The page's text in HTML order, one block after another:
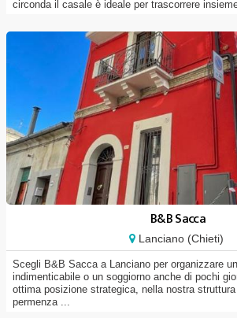
circonda il casale è ideale per trascorrere
B&B Sacca
Lanciano (Chieti)
Scegli B&B Sacca a Lanciano per organizzare
indimenticabile o un soggiorno anche di pochi
ottima posizione strategica, nella nostra
permenza ...